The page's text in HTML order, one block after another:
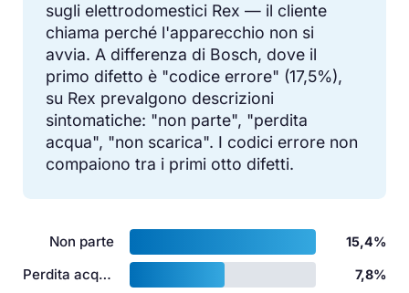
sugli elettrodomestici Rex — il cliente
chiama perché l'apparecchio non si
avvia. A differenza di Bosch, dove il
primo difetto è "codice errore" (17,5%),
su Rex prevalgono descrizioni
sintomatiche: "non parte", "perdita
acqua", "non scarica". I codici errore non
compaiono tra i primi otto difetti.
Non parte 15,4%
Perdita acqua 7,8%